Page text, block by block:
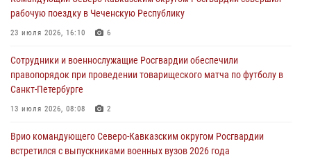
06 августа 2026, 10:13
задержаны в Дагестане при силовой поддержке Росгвардии
06 августа 2026, 09:00
В Югре при силовой поддержке ОМОН Росгвардии задержаны
06 августа 2026, 08:56 2
рабочую поездку в Чеченскую Республику
23 июля 2026, 16:10 6
Сотрудники и военнослужащие Росгвардии обеспечили
правопорядок при проведении товарищеского матча по футболу в
Санкт-Петербурге
13 июля 2026, 08:08 2
Врио командующего Северо-Кавказским округом Росгвардии
встретился с выпускниками военных вузов 2026 года